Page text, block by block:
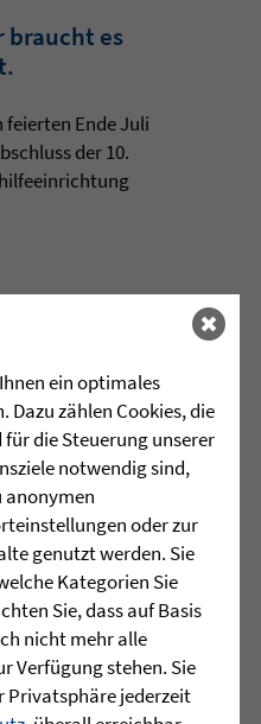
braucht es
feierten Ende Juli
der 10.
alt mach
Biberach
des Umwelt-
dem Motto
sich
im
intensiv
ein optimales
Dazu zählen Cookies, die
die Steuerung unserer
notwendig sind,
anonymen
oder zur
genutzt werden. Sie
Kategorien Sie
Sie, dass auf Basis
nicht mehr alle
Verfügung stehen. Sie
Privatsphäre jederzeit